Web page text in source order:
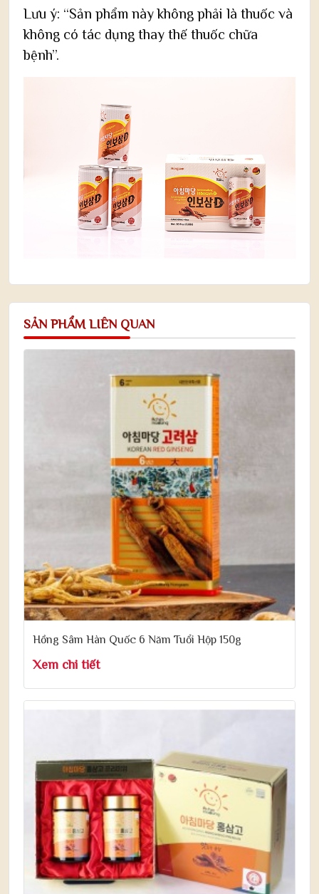
Lưu ý: “Sản phẩm này không phải là thuốc và
không có tác dụng thay thế thuốc chữa
bệnh”.
SẢN PHẨM LIÊN QUAN
Hồng Sâm Hàn Quốc 6 Năm Tuổi Hộp 150g
Xem chi tiết